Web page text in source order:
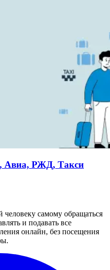
Авиа, РЖД, Такси
самому обращаться
и подавать все
онлайн, без посещения